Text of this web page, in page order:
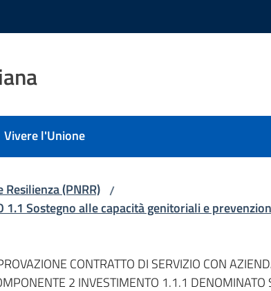
Vivere l'Unione
(PNRR) /
1.1 Sostegno alle capacità genitoriali e
CONTRATTO DI SERVIZIO CON
2 INVESTIMENTO 1.1.1 DENOMINATO